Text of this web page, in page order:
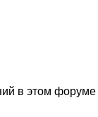
в этом форуме